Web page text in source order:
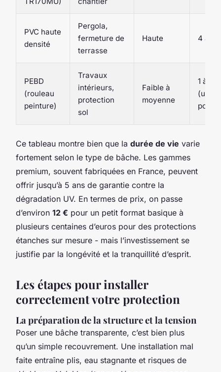
PVC haute
densité
Pergola,
fermeture de
terrasse
Haute 4 à 5
PEBD
(rouleau
peinture)
Travaux
intérieurs,
protection
sol
Faible à
moyenne
1 à 2
Ce tableau montre bien que la durée de vie varie
fortement selon le type de bâche. Les gammes
premium, souvent fabriquées en France, peuvent
offrir jusqu’à 5 ans de garantie contre la
dégradation UV. En termes de prix, on passe
d’environ 12 € pour un petit format basique à
plusieurs centaines d’euros pour des protections
étanches sur mesure - mais l’investissement se
justifie par la longévité et la tranquillité d’esprit.
Les étapes pour installer
correctement votre protection
La préparation de la structure et la tension
Poser une bâche transparente, c’est bien plus
qu’un simple recouvrement. Une installation mal
faite entraîne plis, eau stagnante et risques de